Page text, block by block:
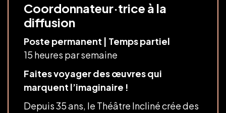
Coordonnateur·trice à la
diffusion
Poste permanent | Temps partiel
15 heures par semaine
Faites voyager des œuvres qui
marquent l’imaginaire !
Depuis 35 ans, le Théâtre Incliné crée des